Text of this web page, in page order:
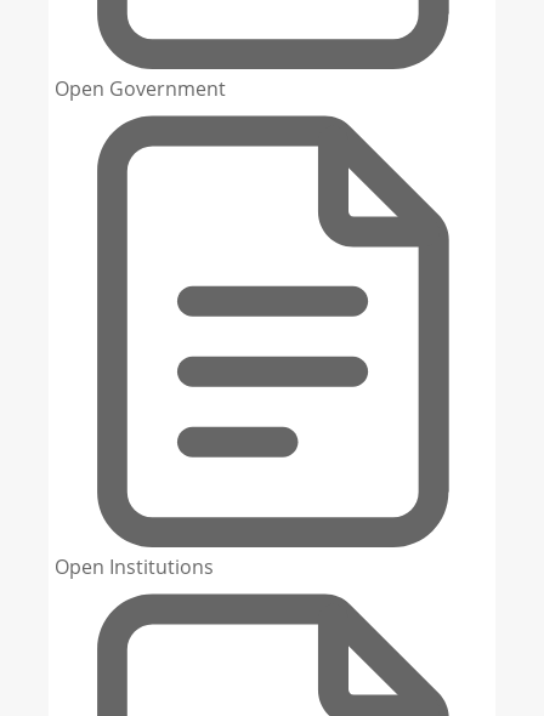
Open Government
Open Institutions